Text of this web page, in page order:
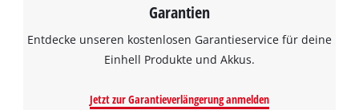
Garantien
Entdecke unseren kostenlosen Garantieservice für deine
Einhell Produkte und Akkus.
Jetzt zur Garantieverlängerung anmelden